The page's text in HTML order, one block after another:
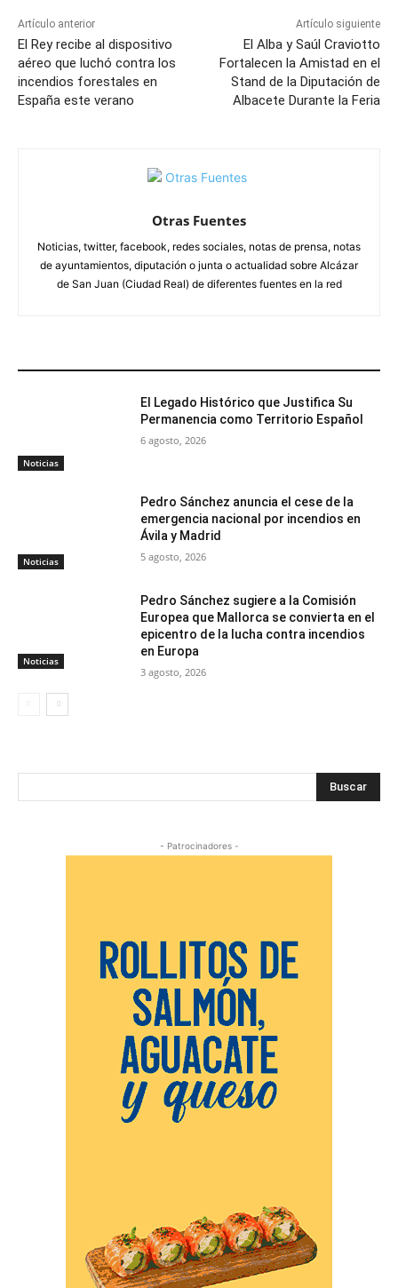
Artículo anterior
El Rey recibe al dispositivo
aéreo que luchó contra los
incendios forestales en
España este verano
Artículo siguiente
El Alba y Saúl Craviotto
Fortalecen la Amistad en el
Stand de la Diputación de
Albacete Durante la Feria
Otras Fuentes
Noticias, twitter, facebook, redes sociales, notas de prensa, notas
de ayuntamientos, diputación o junta o actualidad sobre Alcázar
de San Juan (Ciudad Real) de diferentes fuentes en la red
Noticias
El Legado Histórico que Justifica Su
Permanencia como Territorio Español
6 agosto, 2026
Noticias
Pedro Sánchez anuncia el cese de la
emergencia nacional por incendios en
Ávila y Madrid
5 agosto, 2026
Noticias
Pedro Sánchez sugiere a la Comisión
Europea que Mallorca se convierta en el
epicentro de la lucha contra incendios
en Europa
3 agosto, 2026
Buscar
- Patrocinadores -